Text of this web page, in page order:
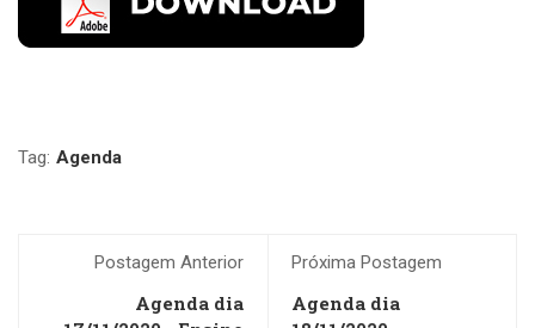
Tag: Agenda
Postagem Anterior
Agenda dia
Próxima Postagem
Agenda dia